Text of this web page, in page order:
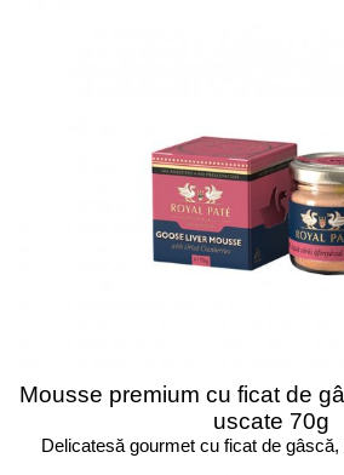
Mousse premium cu ficat de
uscate 70g
Delicatesă gourmet cu ficat de